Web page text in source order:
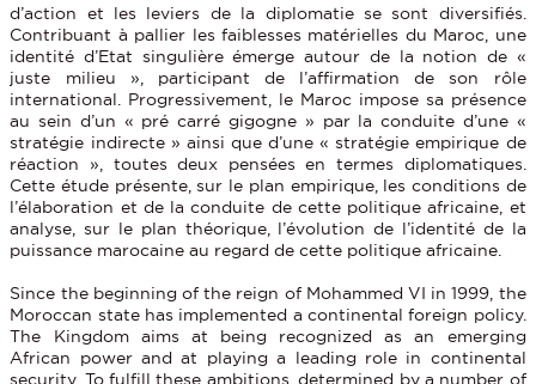
d’action et les leviers de la diplomatie se sont diversifiés.
Contribuant à pallier les faiblesses matérielles du Maroc, une
identité d’Etat singulière émerge autour de la notion de «
juste milieu », participant de l’affirmation de son rôle
international. Progressivement, le Maroc impose sa présence
au sein d’un « pré carré gigogne » par la conduite d’une «
stratégie indirecte » ainsi que d’une « stratégie empirique de
réaction », toutes deux pensées en termes diplomatiques.
Cette étude présente, sur le plan empirique, les conditions de
l’élaboration et de la conduite de cette politique africaine, et
analyse, sur le plan théorique, l’évolution de l’identité de la
puissance marocaine au regard de cette politique africaine.
Since the beginning of the reign of Mohammed VI in 1999, the
Moroccan state has implemented a continental foreign policy.
The Kingdom aims at being recognized as an emerging
African power and at playing a leading role in continental
security. To fulfill these ambitions, determined by a number of